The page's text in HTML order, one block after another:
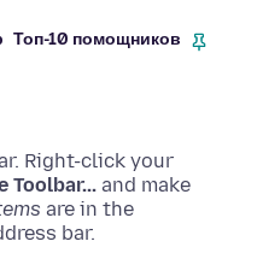
Топ-10 помощников
Right-click your
Toolbar... and make
are in the